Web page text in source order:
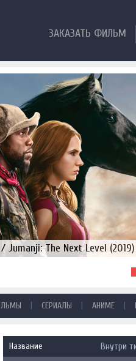
ЗАКАЗАТЬ ФИЛЬМ
The Next Level (2019)
| СЕРИАЛЫ | АНИМЕ |
Название Внутри